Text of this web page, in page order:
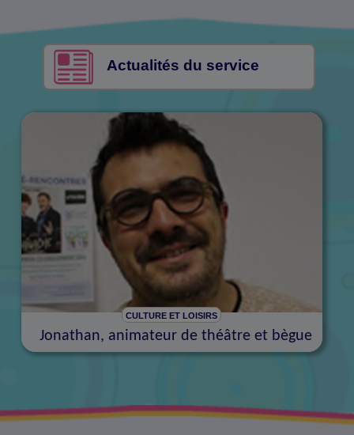
Actualités du service
CULTURE ET LOISIRS
Jonathan, animateur de théâtre et bègue